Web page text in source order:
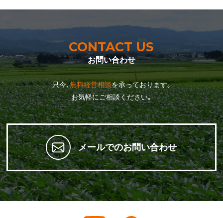
CONTACT US
お問い合わせ
只今､無料経営相談を承っております｡
お気軽にご相談ください｡
メールでのお問い合わせ